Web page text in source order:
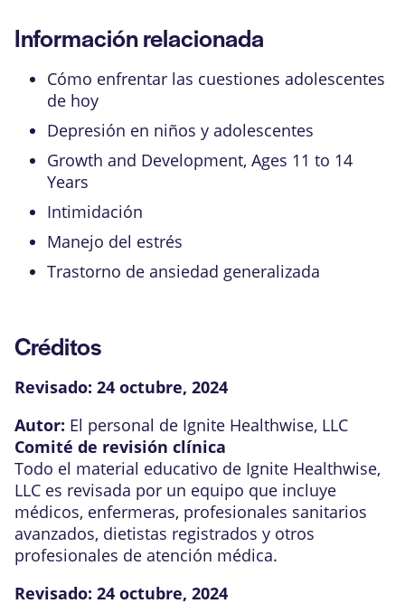
Información relacionada
Cómo enfrentar las cuestiones adolescentes
de hoy
Depresión en niños y adolescentes
Growth and Development, Ages 11 to 14
Years
Intimidación
Manejo del estrés
Trastorno de ansiedad generalizada
Créditos
Revisado: 24 octubre, 2024
Autor: El personal de Ignite Healthwise, LLC
Comité de revisión clínica
Todo el material educativo de Ignite Healthwise,
LLC es revisada por un equipo que incluye
médicos, enfermeras, profesionales sanitarios
avanzados, dietistas registrados y otros
profesionales de atención médica.
Revisado: 24 octubre, 2024